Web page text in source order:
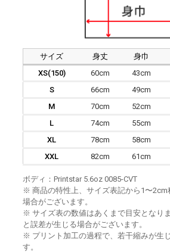
サイズ 身丈 身巾
XS(150)
60cm 43cm
S
66cm 49cm
M
70cm 52cm
L
74cm 55cm
XL
78cm 58cm
XXL
82cm 61cm
ボディ：Printstar 5.6oz 0085-CVT
※ 商品の特性上、サイズ表記から1〜2cm
場合がございます。
※ サイズ表の数値はあくまで目安となり
と誤差が生じる場合がございます。
※ プリント加工の過程で、若干縮みが生
す。